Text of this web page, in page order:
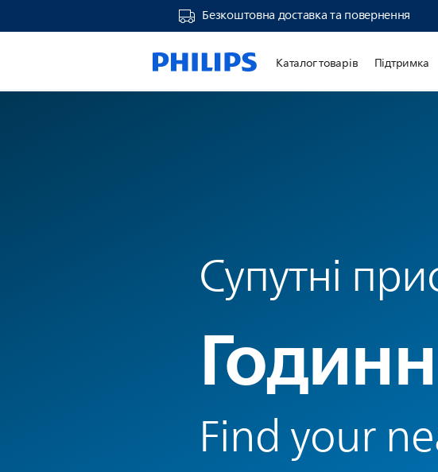
Безкоштовна доставка та повернення
Каталог товарів Підтримка
Супутні
Find your